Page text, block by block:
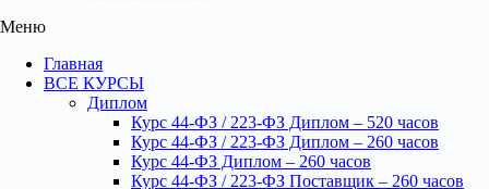
Меню
Главная
ВСЕ КУРСЫ
Диплом
Курс 44-ФЗ / 223-ФЗ Диплом – 520 часов
Курс 44-ФЗ / 223-ФЗ Диплом – 260 часов
Курс 44-ФЗ Диплом – 260 часов
Курс 44-ФЗ / 223-ФЗ Поставщик – 260 часов